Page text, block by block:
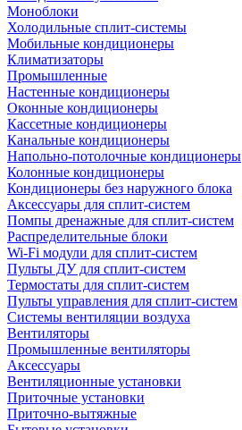
Моноблоки
Холодильные сплит-системы
Мобильные кондиционеры
Климатизаторы
Промышленные
Настенные кондиционеры
Оконные кондиционеры
Кассетные кондиционеры
Канальные кондиционеры
Напольно-потолочные кондиционеры
Колонные кондиционеры
Кондиционеры без наружного блока
Аксессуары для сплит-систем
Помпы дренажные для сплит-систем
Распределительные блоки
Wi-Fi модули для сплит-систем
Пульты ДУ для сплит-систем
Термостаты для сплит-систем
Пульты управления для сплит-систем
Системы вентиляции воздуха
Вентиляторы
Промышленные вентиляторы
Аксессуары
Вентиляционные установки
Приточные установки
Приточно-вытяжные